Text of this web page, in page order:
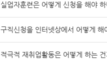
실업자훈련은 어떻게 신청을 해야
구직신청을 인터넷상에서 어떻게 해
적극적 재취업활동은 어떻게 하는